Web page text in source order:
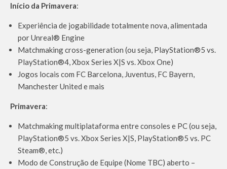
Início da Primavera:
Experiência de jogabilidade totalmente nova, alimentada
por Unreal® Engine
Matchmaking cross-generation (ou seja, PlayStation®5 vs.
PlayStation®4, Xbox Series X|S vs. Xbox One)
Jogos locais com FC Barcelona, Juventus, FC Bayern,
Manchester United e mais
Primavera:
Matchmaking multiplataforma entre consoles e PC (ou seja,
PlayStation®5 vs. Xbox Series X|S, PlayStation®5 vs. PC
Steam®, etc.)
Modo de Construção de Equipe (Nome TBC) aberto –